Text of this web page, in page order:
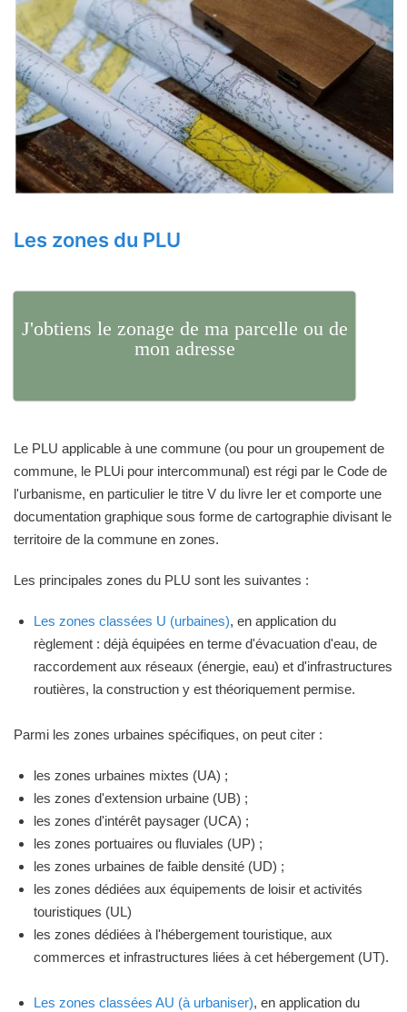
Les zones du PLU
J'obtiens le zonage de ma parcelle ou de
mon adresse
Le PLU applicable à une commune (ou pour un groupement de
commune, le PLUi pour intercommunal) est régi par le Code de
l'urbanisme, en particulier le titre V du livre Ier et comporte une
documentation graphique sous forme de cartographie divisant le
territoire de la commune en zones.
Les principales zones du PLU sont les suivantes :
Les zones classées U (urbaines), en application du
règlement : déjà équipées en terme d'évacuation d'eau, de
raccordement aux réseaux (énergie, eau) et d'infrastructures
routières, la construction y est théoriquement permise.
Parmi les zones urbaines spécifiques, on peut citer :
les zones urbaines mixtes (UA) ;
les zones d'extension urbaine (UB) ;
les zones d'intérêt paysager (UCA) ;
les zones portuaires ou fluviales (UP) ;
les zones urbaines de faible densité (UD) ;
les zones dédiées aux équipements de loisir et activités
touristiques (UL)
les zones dédiées à l'hébergement touristique, aux
commerces et infrastructures liées à cet hébergement (UT).
Les zones classées AU (à urbaniser), en application du